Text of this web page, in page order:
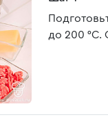
до 200 °С.